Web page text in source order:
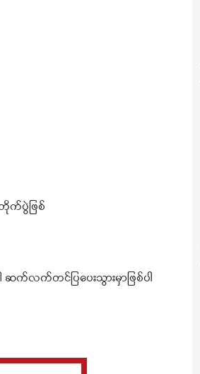
တိုက်ပွဲဖြစ်
က်လက်တင်ပြပေးသွားမှာဖြစ်ပါ